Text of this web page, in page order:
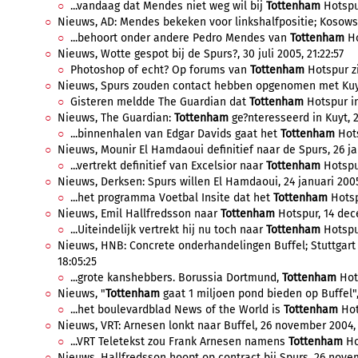
...vandaag dat Mendes niet weg wil bij Tottenham
Nieuws, AD: Mendes bekeken voor linkshalfpositie;
...behoort onder andere Pedro Mendes van Tottenham
Nieuws, Wotte gespot bij de Spurs?, 30 juli 2005, 21:22:57
Photoshop of echt? Op forums van Tottenham Hotspur
Nieuws, Spurs zouden contact hebben opgenomen met
Gisteren meldde The Guardian dat Tottenham Hotspur
Nieuws, The Guardian: Tottenham ge?nteresseerd in Kuyt,
...binnenhalen van Edgar Davids gaat het Tottenham
Nieuws, Mounir El Hamdaoui definitief naar de Spurs, 26
...vertrekt definitief van Excelsior naarTottenham
Nieuws, Derksen: Spurs willen El Hamdaoui, 24 januari
...het programma Voetbal Insite dat het Tottenham
Nieuws, Emil Hallfredsson naarTottenham Hotspur, 14
...Uiteindelijk vertrekt hij nu toch naarTottenham
Nieuws, HNB: Concrete onderhandelingen Buffel;
18:05:25
...grote kanshebbers. Borussia Dortmund, Tottenham
Nieuws, "Tottenham gaat 1 miljoen pond bieden op Buffel",
...het boulevardblad News of the World is Tottenham
Nieuws, VRT: Arnesen lonkt naar Buffel, 26 november 2004,
...VRT Teletekst zou Frank Arnesen namens Tottenham